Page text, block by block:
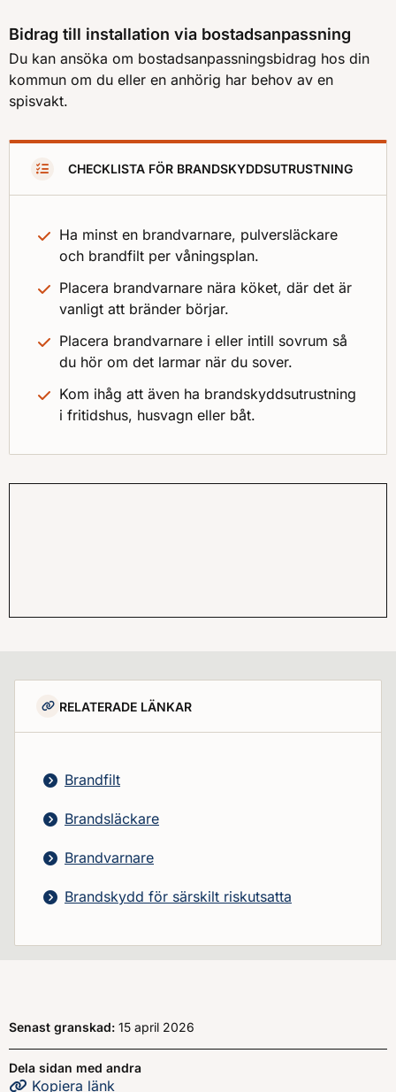
Bidrag till installation via bostadsanpassning
Du kan ansöka om bostadsanpassningsbidrag hos din
kommun om du eller en anhörig har behov av en
spisvakt.
CHECKLISTA FÖR BRANDSKYDDSUTRUSTNING
Ha minst en brandvarnare, pulversläckare
och brandfilt per våningsplan.
Placera brandvarnare nära köket, där det är
vanligt att bränder börjar.
Placera brandvarnare i eller intill sovrum så
du hör om det larmar när du sover.
Kom ihåg att även ha brandskyddsutrustning
i fritidshus, husvagn eller båt.
RELATERADE LÄNKAR
Brandfilt
Brandsläckare
Brandvarnare
Brandskydd för särskilt riskutsatta
Senast granskad: 15 april 2026
Dela sidan med andra
Kopiera sidans
länk